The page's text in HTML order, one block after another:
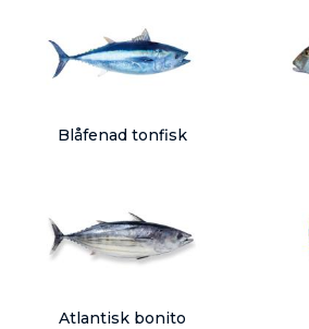
Blåfenad tonfisk
Atlantisk bonito